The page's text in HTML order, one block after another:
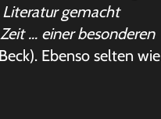
gemacht
… einer besonderen
Ebenso selten wie